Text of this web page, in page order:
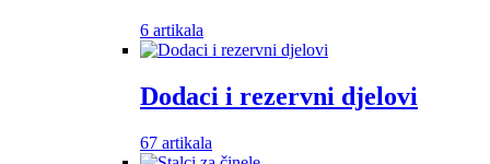
6 artikala
Dodaci i rezervni djelovi
67 artikala